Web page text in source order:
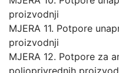
proizvodnji
MJERA 11. Potpore
proizvodnji
MJERA 12. Potpore za
poljoprivrednih